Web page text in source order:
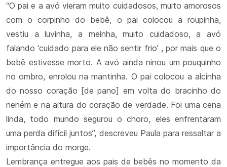
“O pai e a avó vieram muito cuidadosos, muito amorosos
com o corpinho do bebê, o pai colocou a roupinha,
vestiu a luvinha, a meinha, muito cuidadoso, a avó
falando ‘cuidado para ele não sentir frio’ , por mais que o
bebê estivesse morto. A avó ainda ninou um pouquinho
no ombro, enrolou na mantinha. O pai colocou a alcinha
do nosso coração [de pano] em volta do bracinho do
neném e na altura do coração de verdade. Foi uma cena
linda, todo mundo segurou o choro, eles enfrentaram
uma perda difícil juntos”, descreveu Paula para ressaltar a
importância do morge.
Lembrança entregue aos pais de bebês no momento da